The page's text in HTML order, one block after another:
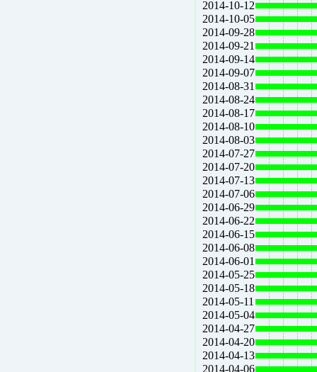
2014-10-12
2014-10-05
2014-09-28
2014-09-21
2014-09-14
2014-09-07
2014-08-31
2014-08-24
2014-08-17
2014-08-10
2014-08-03
2014-07-27
2014-07-20
2014-07-13
2014-07-06
2014-06-29
2014-06-22
2014-06-15
2014-06-08
2014-06-01
2014-05-25
2014-05-18
2014-05-11
2014-05-04
2014-04-27
2014-04-20
2014-04-13
2014-04-06